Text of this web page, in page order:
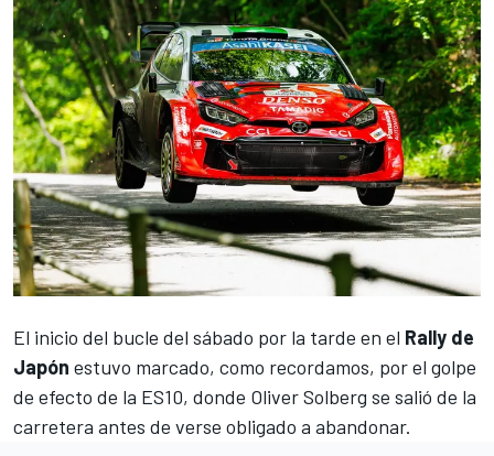
El inicio del bucle del sábado por la tarde en el Rally de
Japón estuvo marcado, como recordamos, por el golpe
de efecto de la ES10, donde Oliver Solberg se salió de la
carretera antes de verse obligado a abandonar.